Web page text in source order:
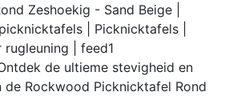
Zeshoekig - Sand Beige |
| Picknicktafels |
|
feed1
de ultieme stevigheid en
de Rockwood Picknicktafel Rond